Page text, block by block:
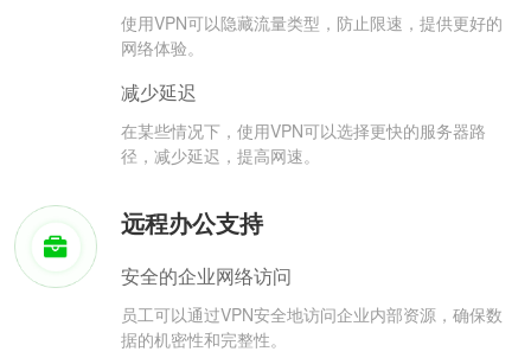
使用VPN可以隐藏流量类型，防止限速，提供更好的
网络体验。
减少延迟
在某些情况下，使用VPN可以选择更快的服务器路
径，减少延迟，提高网速。
远程办公支持
安全的企业网络访问
员工可以通过VPN安全地访问企业内部资源，确保数
据的机密性和完整性。